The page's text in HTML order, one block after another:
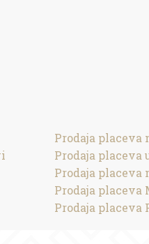
Prodaja placeva
Prodaja placeva
Prodaja placeva
Prodaja placeva
Prodaja placeva